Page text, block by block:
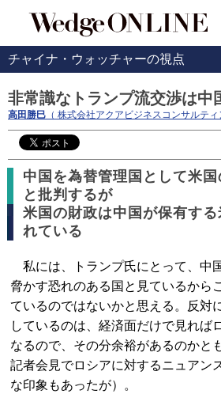
チャイナ・ウォッチャーの視点
非常識なトランプ流交渉は中
高田勝巳 （ 株式会社アクアビジネスコンサルティ
中国を為替管理国として米
と批判するが
米国の財政は中国が保有す
れている
私には、トランプ氏にとって、中
脅かす恐れのある国と見ているから
ているのではないかと思える。反対
しているのは、経済面だけで見れば
なるので、その分余裕があるのかと
記者会見でロシアに対するニュアン
な印象もあったが）。